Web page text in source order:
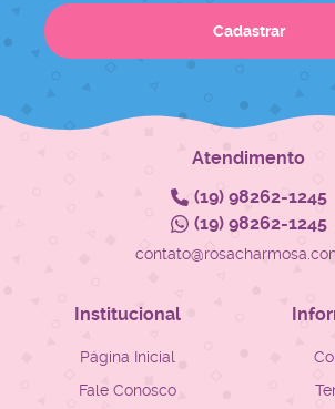
Cadastrar
Atendimento
(19)98262-1245
(19)98262-1245
Institucional
Página Inicial
Fale Conosco